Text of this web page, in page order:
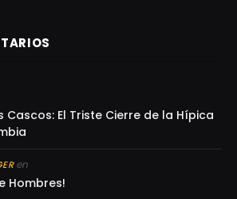
Cascos: El Triste Cierre de la Hípica
en
Hombres!